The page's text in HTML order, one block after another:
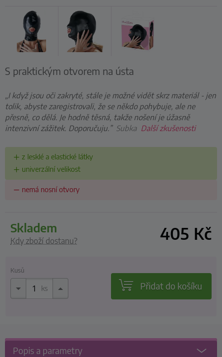
S praktickým otvorem na ústa
„I když jsou oči zakryté, stále je možné vidět skrz materiál - jen
tolik, abyste zaregistrovali, že se někdo pohybuje, ale ne
přesně, co dělá. Je hodně těsná, takže nošení je úžasně
intenzivní zážitek. Doporučuju.” Subka Další zkušenosti
z lesklé a elastické látky
univerzální velikost
nemá nosní otvory
skladem
Kdy zboží dostanu? 405 Kč
Kusů
ks Přidat do košíku
Popis a parametry